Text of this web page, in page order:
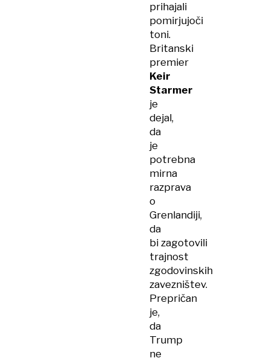
prihajali
pomirjujoči
toni.
Britanski
premier
Keir
Starmer
je
dejal,
da
je
potrebna
mirna
razprava
o
Grenlandiji,
da
bi zagotovili
trajnost
zgodovinskih
zavezništev.
Prepričan
je,
da
Trump
ne